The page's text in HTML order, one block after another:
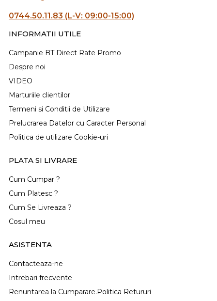
0744.50.11.83 (L-V: 09:00-15:00)
INFORMATII UTILE
Campanie BT Direct Rate Promo
Despre noi
VIDEO
Marturiile clientilor
Termeni si Conditii de Utilizare
Prelucrarea Datelor cu Caracter Personal
Politica de utilizare Cookie-uri
PLATA SI LIVRARE
Cum Cumpar ?
Cum Platesc ?
Cum Se Livreaza ?
Cosul meu
ASISTENTA
Contacteaza-ne
Intrebari frecvente
Renuntarea la Cumparare.Politica Retururi